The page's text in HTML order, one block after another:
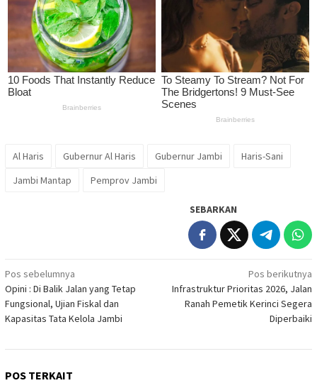
Al Haris Gubernur Al Haris Gubernur Jambi
Haris-Sani
Jambi Mantap
Pemprov Jambi
SEBARKAN
Navigasi
pos
Pos sebelumnya
Opini : Di Balik Jalan yang Tetap
Fungsional, Ujian Fiskal dan
Kapasitas Tata Kelola Jambi
Pos berikutnya
Infrastruktur Prioritas 2026, Jalan
Ranah Pemetik Kerinci Segera
Diperbaiki
POS TERKAIT